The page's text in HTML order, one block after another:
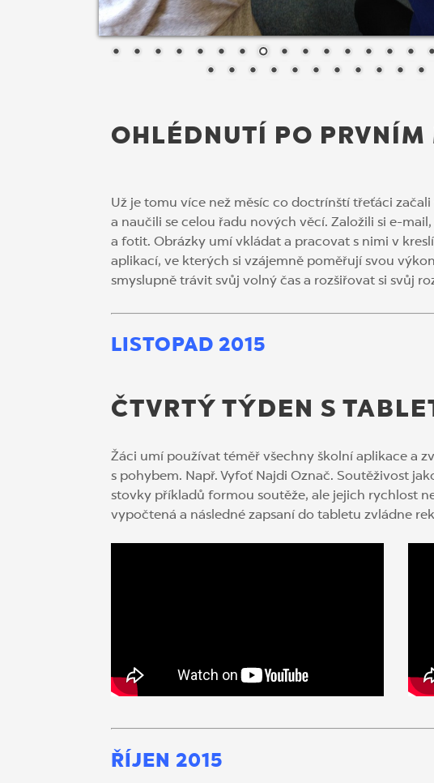
OHLÉDNUTÍ PO PRVNÍM
Už je tomu více než měsíc co doctrínští třeťáci
a naučili se celou řadu nových věcí. Založili si e-
a fotit. Obrázky umí vkládat a pracovat s nimi v
aplikací, ve kterých si vzájemně poměřují svou
smyslupně trávit svůj volný čas a rozšiřovat si svůj
LISTOPAD 2015
ČTVRTÝ TÝDEN S
Žáci umí používat téměř všechny školní aplikace a
s pohybem. Např. Vyfoť Najdi Označ. Soutěživost
stovky příkladů formou soutěže, ale jejich rychlost
vypočtená a následné zapsaní do tabletu zvládne
ŘÍJEN 2015